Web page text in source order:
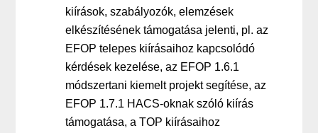
kiírások, szabályozók, elemzések
elkészítésének támogatása jelenti, pl. az
EFOP telepes kiírásaihoz kapcsolódó
kérdések kezelése, az EFOP 1.6.1
módszertani kiemelt projekt segítése, az
EFOP 1.7.1 HACS-oknak szóló kiírás
támogatása, a TOP kiírásaihoz